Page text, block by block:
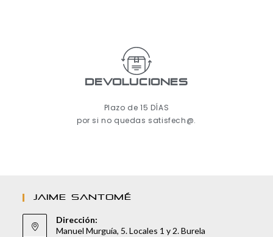
Devoluciones
Plazo de 15 DÍAS
por si no quedas satisfech@.
JAIME SANTOMÉ
Dirección:
Manuel Murguía, 5. Locales 1 y 2. Burela